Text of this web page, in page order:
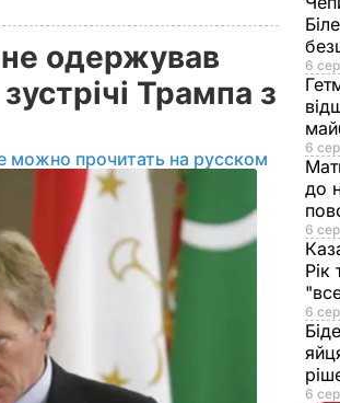
одержував
Трампа з
можно прочитать на русском
6
6
до
6
6
6